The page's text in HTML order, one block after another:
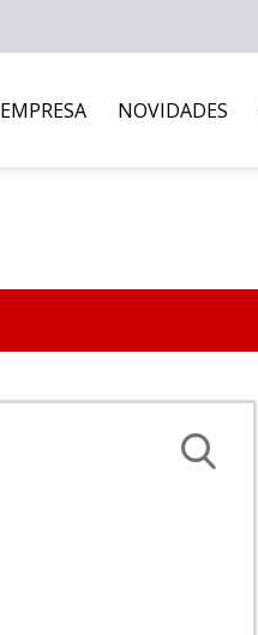
EMPRESA NOVIDADES